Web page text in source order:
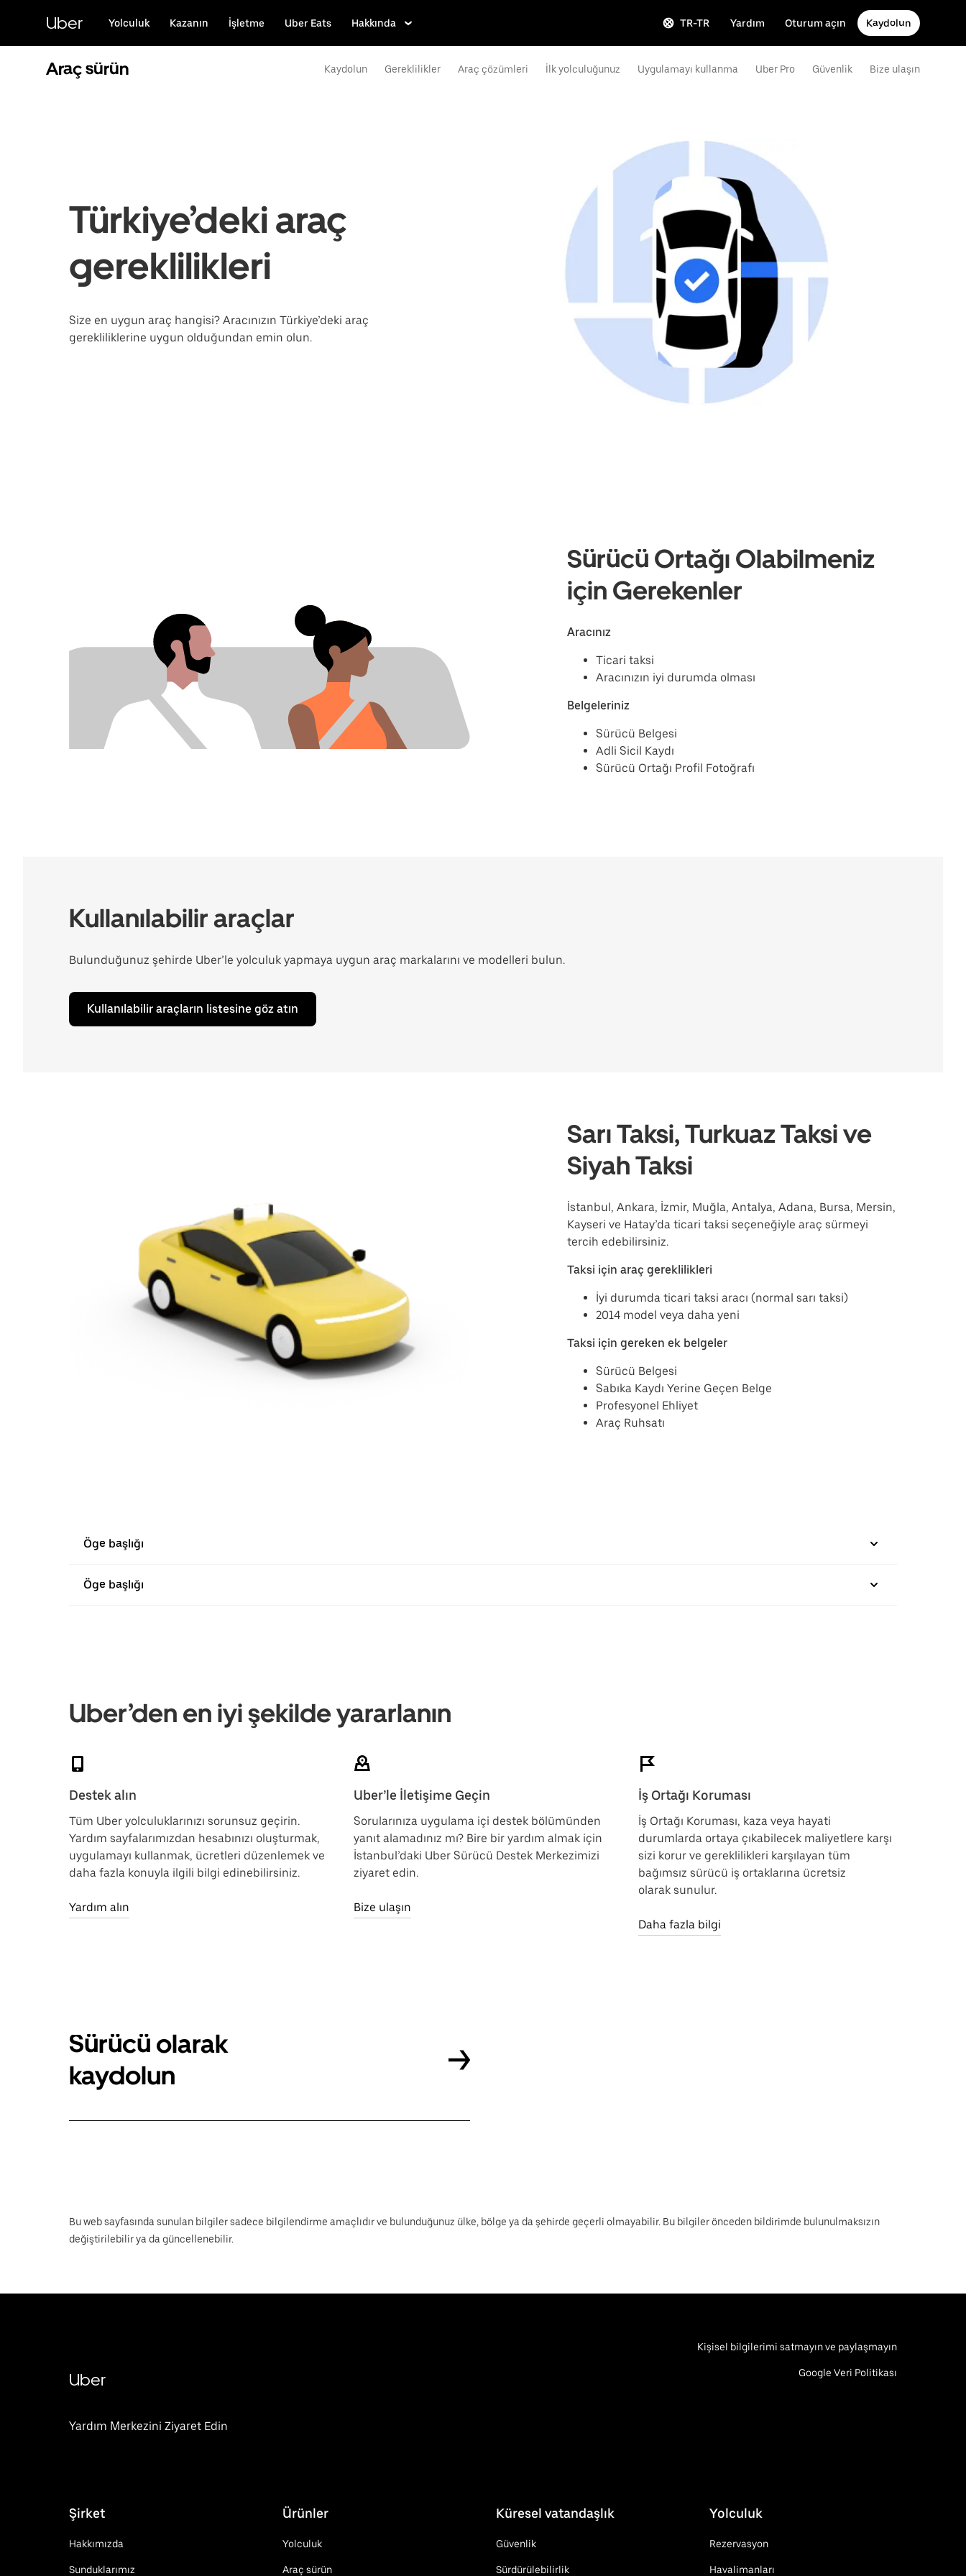
Uber Yolculuk Kazanın İşletme Uber Eats Hakkında TR-TR Yardım Oturum açın Kaydolun
Araç sürün Kaydolun Gereklilikler Araç çözümleri İlk yolculuğunuz Uygulamayı kullanma Uber Pro Güvenlik Bize ulaşın
Türkiye’deki araç
gereklilikleri
Size en uygun araç hangisi? Aracınızın Türkiye’deki araç
gerekliliklerine uygun olduğundan emin olun.
Sürücü Ortağı Olabilmeniz
için Gerekenler
Aracınız
Ticari taksi
Aracınızın iyi durumda olması
Belgeleriniz
Sürücü Belgesi
Adli Sicil Kaydı
Sürücü Ortağı Profil Fotoğrafı
Kullanılabilir araçlar
Bulunduğunuz şehirde Uber’le yolculuk yapmaya uygun araç markalarını ve modelleri bulun.
Kullanılabilir araçların listesine göz atın
Sarı Taksi, Turkuaz Taksi ve
Siyah Taksi
İstanbul, Ankara, İzmir, Muğla, Antalya, Adana, Bursa, Mersin,
Kayseri ve Hatay’da ticari taksi seçeneğiyle araç sürmeyi
tercih edebilirsiniz.
Taksi için araç gereklilikleri
İyi durumda ticari taksi aracı (normal sarı taksi)
2014 model veya daha yeni
Taksi için gereken ek belgeler
Sürücü Belgesi
Sabıka Kaydı Yerine Geçen Belge
Profesyonel Ehliyet
Araç Ruhsatı
Öge başlığı
Öge başlığı
Uber’den en iyi şekilde yararlanın
Destek alın
Tüm Uber yolculuklarınızı sorunsuz geçirin.
Yardım sayfalarımızdan hesabınızı oluşturmak,
uygulamayı kullanmak, ücretleri düzenlemek ve
daha fazla konuyla ilgili bilgi edinebilirsiniz.
Yardım alın
Uber’le İletişime Geçin
Sorularınıza uygulama içi destek bölümünden
yanıt alamadınız mı? Bire bir yardım almak için
İstanbul’daki Uber Sürücü Destek Merkezimizi
ziyaret edin.
Bize ulaşın
İş Ortağı Koruması
İş Ortağı Koruması, kaza veya hayati
durumlarda ortaya çıkabilecek maliyetlere karşı
sizi korur ve gereklilikleri karşılayan tüm
bağımsız sürücü iş ortaklarına ücretsiz
olarak sunulur.
Daha fazla bilgi
Sürücü olarak
kaydolun
Bu web sayfasında sunulan bilgiler sadece bilgilendirme amaçlıdır ve bulunduğunuz ülke, bölge ya da şehirde geçerli olmayabilir. Bu bilgiler önceden bildirimde bulunulmaksızın
değiştirilebilir ya da güncellenebilir.
Uber
Yardım Merkezini Ziyaret Edin
Kişisel bilgilerimi satmayın ve paylaşmayın
Google Veri Politikası
Şirket
Hakkımızda
Sunduklarımız
Ürünler
Yolculuk
Araç sürün
Küresel vatandaşlık
Güvenlik
Sürdürülebilirlik
Yolculuk
Rezervasyon
Havalimanları